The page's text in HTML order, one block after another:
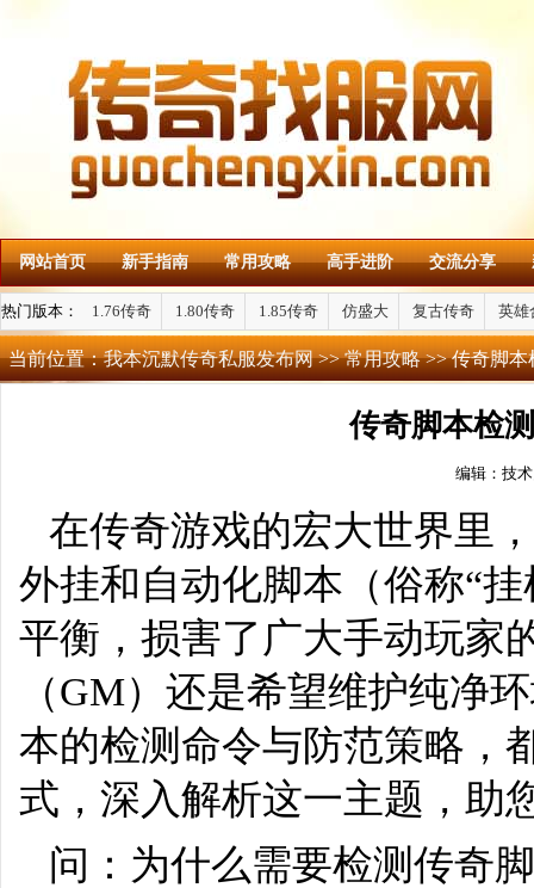
网站首页 新手指南 常用攻略 高手进阶 交流分享
热门版本： 1.76传奇 1.80传奇 1.85传奇 仿盛大 复古传奇 英雄
当前位置：我本沉默传奇私服发布网>>常用攻略>> 传奇脚本
传奇脚本检
编辑：技
在传奇游戏的宏大世界里
外挂和自动化脚本（俗称“
平衡，损害了广大手动玩家
（GM）还是希望维护纯净
本的检测命令与防范策略，
式，深入解析这一主题，助
问：为什么需要检测传奇